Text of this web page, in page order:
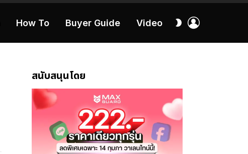
How To Buyer Guide Video
สลับ
สนับสนุนโดย